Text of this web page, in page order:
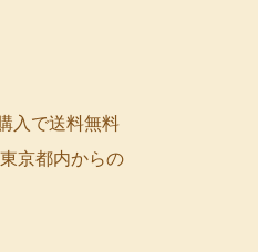
入で送料無料
京都内からの